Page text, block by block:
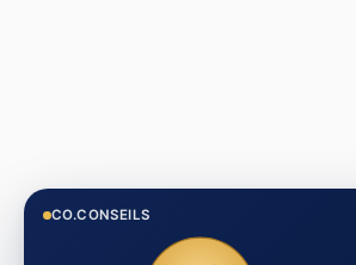
CO.CONSEILS